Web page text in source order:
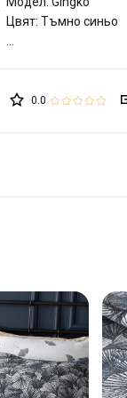
Цвят: Тъмно синьо
0.0